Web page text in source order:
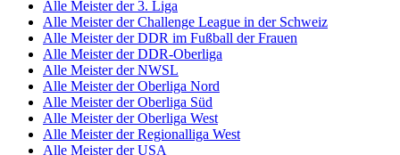
Alle Meister der 3. Liga
Alle Meister der Challenge League in der Schweiz
Alle Meister der DDR im Fußball der Frauen
Alle Meister der DDR-Oberliga
Alle Meister der NWSL
Alle Meister der Oberliga Nord
Alle Meister der Oberliga Süd
Alle Meister der Oberliga West
Alle Meister der Regionalliga West
Alle Meister der USA